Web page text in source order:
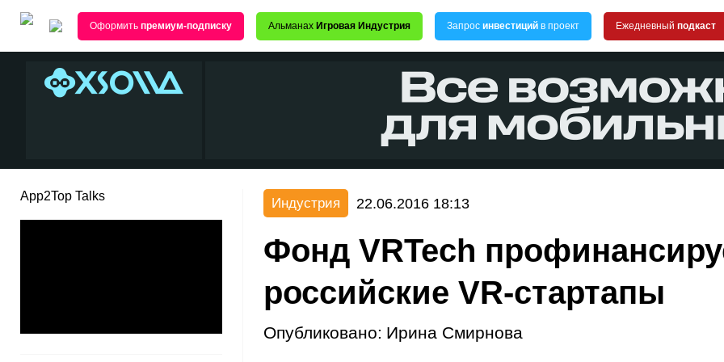
Оформить премиум-подписку Альманах Игровая Индустрия Запрос инвестиций в проект Ежедневный подкаст
App2Top Talks Индустрия 22.06.2016 18:13
Фонд VRTech
российские VR-стартапы
Опубликовано: Ирина Смирнова